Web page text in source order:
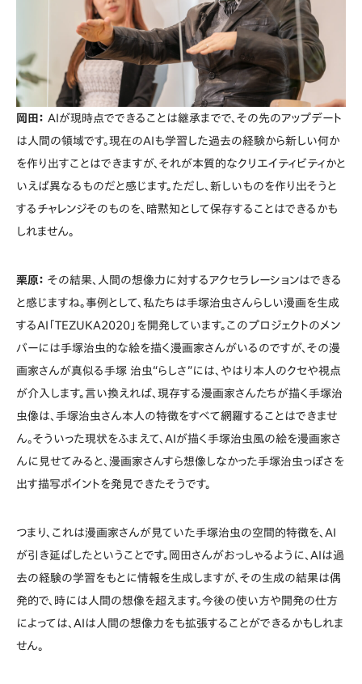
岡田： AIが現時点でできることは継承までで、その先のアップデート
は人間の領域です。現在のAIも学習した過去の経験から新しい何か
を作り出すことはできますが、それが本質的なクリエイティビティかと
いえば異なるものだと感じます。ただし、新しいものを作り出そうと
するチャレンジそのものを、暗黙知として保存することはできるかも
しれません。
栗原： その結果、人間の想像力に対するアクセラレーションはできる
と感じますね。事例として、私たちは手塚治虫さんらしい漫画を生成
するAI「TEZUKA2020」を開発しています。このプロジェクトのメン
バーには手塚治虫的な絵を描く漫画家さんがいるのですが、その漫
画家さんが真似る手塚 治虫“らしさ”には、やはり本人のクセや視点
が介入します。言い換えれば、現存する漫画家さんたちが描く手塚治
虫像は、手塚治虫さん本人の特徴をすべて網羅することはできませ
ん。そういった現状をふまえて、AIが描く手塚治虫風の絵を漫画家さ
んに見せてみると、漫画家さんすら想像しなかった手塚治虫っぽさを
出す描写ポイントを発見できたそうです。
つまり、これは漫画家さんが見ていた手塚治虫の空間的特徴を、AI
が引き延ばしたということです。岡田さんがおっしゃるように、AIは過
去の経験の学習をもとに情報を生成しますが、その生成の結果は偶
発的で、時には人間の想像を超えます。今後の使い方や開発の仕方
によっては、AIは人間の想像力をも拡張することができるかもしれま
せん。